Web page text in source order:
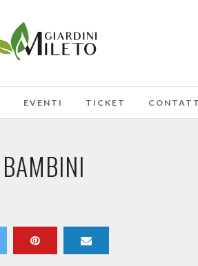
EVENTI TICKET
BAMBINI